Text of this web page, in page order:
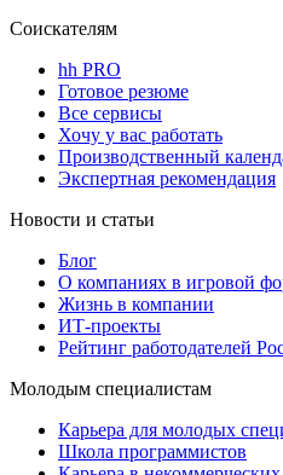
Соискателям
hh PRO
Готовое резюме
Все сервисы
Хочу у вас работать
Производственный
Экспертная рекомендация
Новости и статьи
Блог
О компаниях в игровой
Жизнь в компании
ИТ-проекты
Рейтинг работодателей
Молодым специалистам
Карьера для молодых
Школа программистов